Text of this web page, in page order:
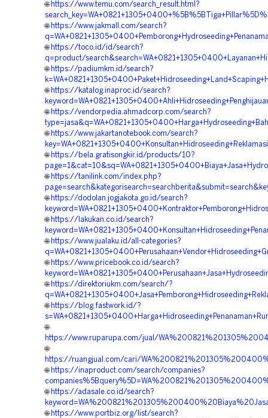
🌐 https://www.temu.com/search_result.html?
🌐 https://www.jakmall.com/search?
🌐 https://toco.id/id/search?
q=product/
🌐 https://padiumkm.id/search?
🌐 https://katalog.inaproc.id/search?
🌐 https://vendorpedia.ahmadcorp.com/search?
🌐 https://www.jakartanotebook.com/search?
🌐 https://bela.gratisongkir.id/products/10?
🌐 https://tanilink.com/index.php?
🌐 https://dodolan.jogjakota.go.id/search?
🌐 https://lakukan.co.id/search?
🌐 https://www.jualaku.id/all-categories?
🌐 https://www.pricebook.co.id/search?
🌐 https://direktoriukm.com/search/?
🌐 https://blog.fastwork.id/?
🌐
https://www.ruparupa.com/jual/
🌐
https://ruangjual.com/cari/
🌐 https://inaproduct.com/search/companies?
🌐 https://adasale.co.id/search?
🌐 https://www.portbiz.org/list/search?